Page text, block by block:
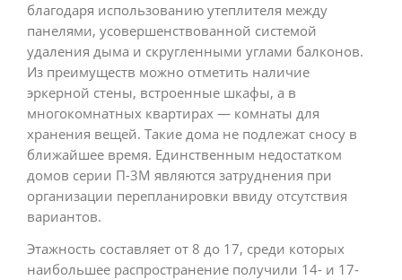
благодаря использованию утеплителя между
панелями, усовершенствованной системой
удаления дыма и скругленными углами балконов.
Из преимуществ можно отметить наличие
эркерной стены, встроенные шкафы, а в
многокомнатных квартирах — комнаты для
хранения вещей. Такие дома не подлежат сносу в
ближайшее время. Единственным недостатком
домов серии П-3М являются затруднения при
организации перепланировки ввиду отсутствия
вариантов.
Этажность составляет от 8 до 17, среди которых
наибольшее распространение получили 14- и 17-